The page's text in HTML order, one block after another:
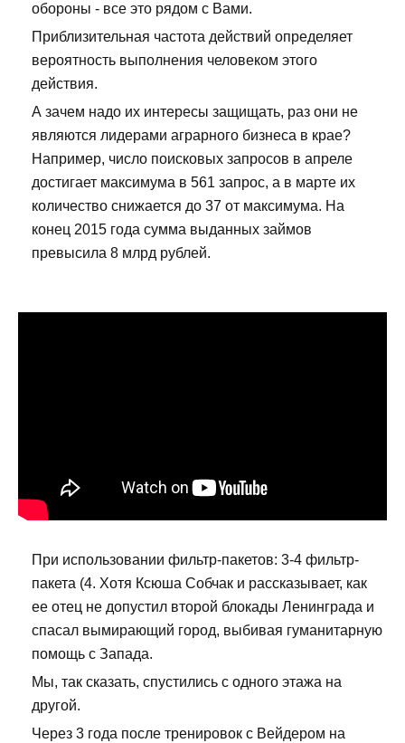
обороны - все это рядом с Вами.
Приблизительная частота действий определяет
вероятность выполнения человеком этого
действия.
А зачем надо их интересы защищать, раз они не
являются лидерами аграрного бизнеса в крае?
Например, число поисковых запросов в апреле
достигает максимума в 561 запрос, а в марте их
количество снижается до 37 от максимума. На
конец 2015 года сумма выданных займов
превысила 8 млрд рублей.
При использовании фильтр-пакетов: 3-4 фильтр-
пакета (4. Хотя Ксюша Собчак и рассказывает, как
ее отец не допустил второй блокады Ленинграда и
спасал вымирающий город, выбивая гуманитарную
помощь с Запада.
Мы, так сказать, спустились с одного этажа на
другой.
Через 3 года после тренировок с Вейдером на